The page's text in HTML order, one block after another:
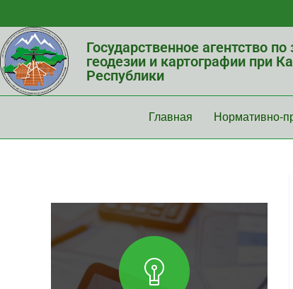
Государственное агентство
геодезии и картографии при
Республики
Главная Нормативно-